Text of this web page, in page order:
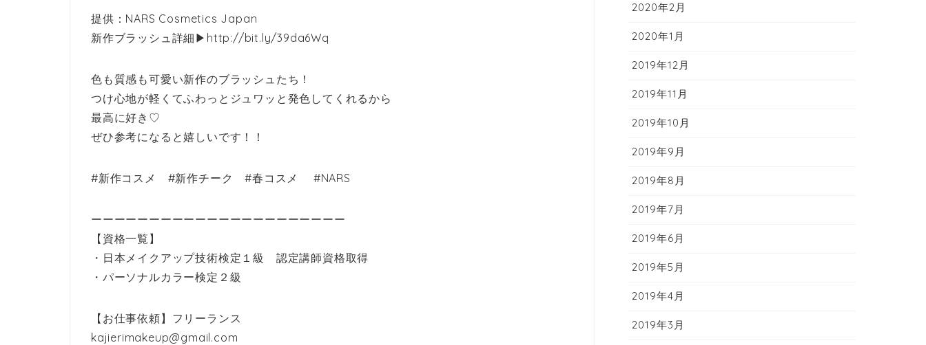
提供：NARS Cosmetics Japan
新作ブラッシュ詳細▶︎http://bit.ly/39da6Wq
色も質感も可愛い新作のブラッシュたち！
つけ心地が軽くてふわっとジュワッと発色してくれるから
最高に好き♡
ぜひ参考になると嬉しいです！！
#新作コスメ #新作チーク #春コスメ #NARS
ーーーーーーーーーーーーーーーーーーーーーー
【資格一覧】
・日本メイクアップ技術検定１級 認定講師資格取得
・パーソナルカラー検定２級
【お仕事依頼】フリーランス
kajierimakeup@gmail.com
2020年2月
2020年1月
2019年12月
2019年11月
2019年10月
2019年9月
2019年8月
2019年7月
2019年6月
2019年5月
2019年4月
2019年3月